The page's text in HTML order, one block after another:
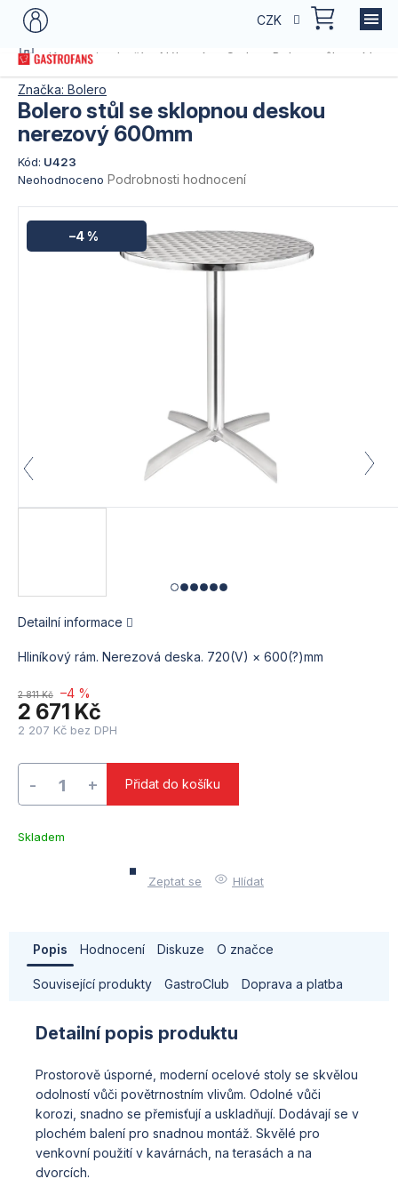
Přejít
CZK
Domů
Kategorie zboží Nábytek Stoly Bolero stůl se
Značka: Bolero
Bolero stůl se sklopnou deskou
nerezový 600mm
Kód: U423
Průměrné
0,0
Neohodnoceno Podrobnosti hodnocení
–4 %
2 811 Kč –4 %
2 671 Kč
2 207 Kč bez DPH
cena:
Skladem
Přidat do košíku
Hliníkový rám. Nerezová deska. 720(V) × 600(?)mm
Detailní informace
Zeptat se Hlídat
Popis Hodnocení Diskuze O značce
Související produkty GastroClub Doprava a platba
Detailní popis produktu
Prostorově úsporné, moderní ocelové stoly se skvělou
odolností vůči povětrnostním vlivům. Odolné vůči
korozi, snadno se přemisťují a uskladňují. Dodávají se v
plochém balení pro snadnou montáž. Skvělé pro
venkovní použití v kavárnách, na terasách a na
dvorcích.